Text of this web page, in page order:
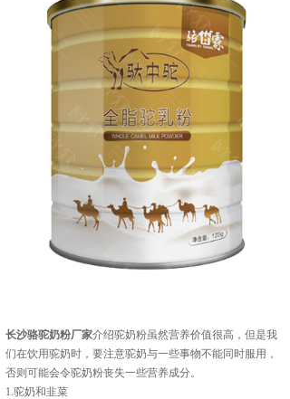
长沙骆驼奶粉厂家介绍驼奶粉虽然营养价值很高，但是我
们在饮用驼奶时，要注意驼奶与一些事物不能同时服用，
否则可能会令驼奶粉丧失一些营养成分。
1.驼奶和韭菜